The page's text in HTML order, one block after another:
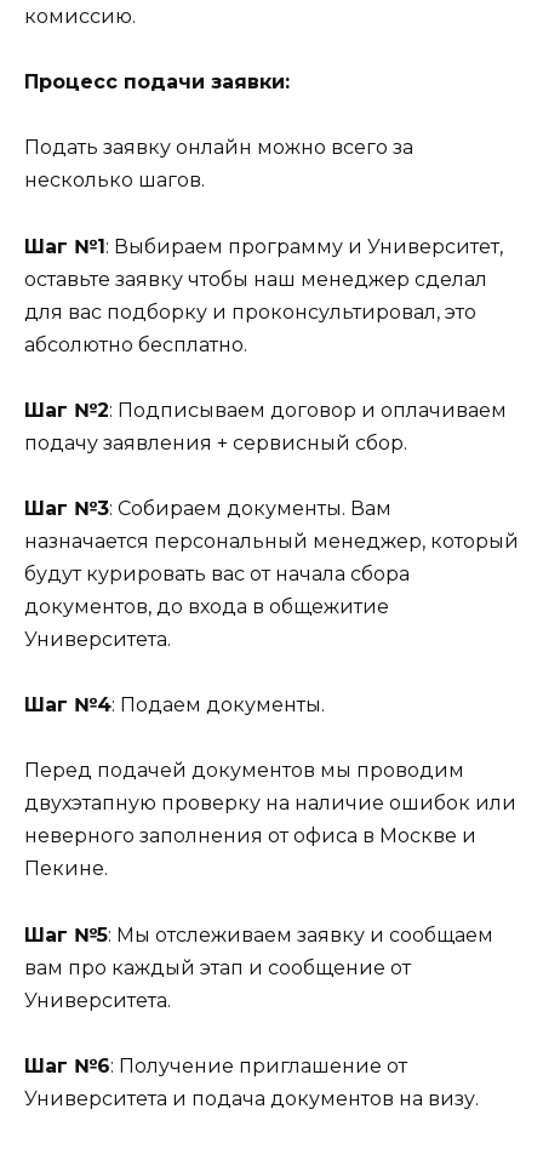
комиссию.
Процесс подачи заявки:
Подать заявку онлайн можно всего за
несколько шагов.
Шаг №1: Выбираем программу и Университет,
оставьте заявку чтобы наш менеджер сделал
для вас подборку и проконсультировал, это
абсолютно бесплатно.
Шаг №2: Подписываем договор и оплачиваем
подачу заявления + сервисный сбор.
Шаг №3: Собираем документы. Вам
назначается персональный менеджер, который
будут курировать вас от начала сбора
документов, до входа в общежитие
Университета.
Шаг №4: Подаем документы.
Перед подачей документов мы проводим
двухэтапную проверку на наличие ошибок или
неверного заполнения от офиса в Москве и
Пекине.
Шаг №5: Мы отслеживаем заявку и сообщаем
вам про каждый этап и сообщение от
Университета.
Шаг №6: Получение приглашение от
Университета и подача документов на визу.